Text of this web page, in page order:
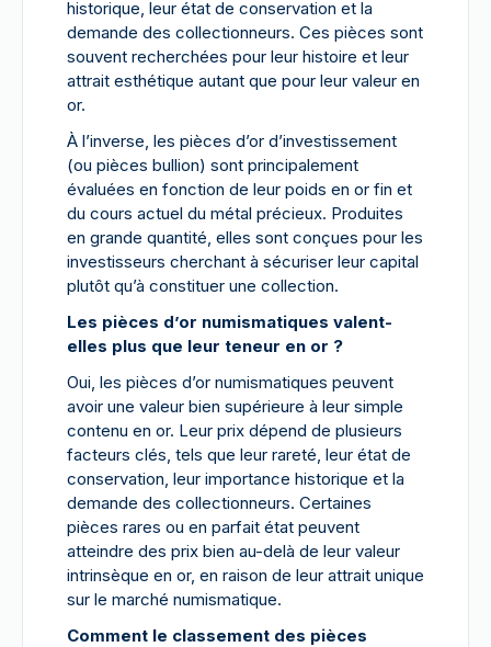
historique, leur état de conservation et la
demande des collectionneurs. Ces pièces sont
souvent recherchées pour leur histoire et leur
attrait esthétique autant que pour leur valeur en
or.
À l’inverse, les pièces d’or d’investissement
(ou pièces bullion) sont principalement
évaluées en fonction de leur poids en or fin et
du cours actuel du métal précieux. Produites
en grande quantité, elles sont conçues pour les
investisseurs cherchant à sécuriser leur capital
plutôt qu’à constituer une collection.
Les pièces d’or numismatiques valent-
elles plus que leur teneur en or ?
Oui, les pièces d’or numismatiques peuvent
avoir une valeur bien supérieure à leur simple
contenu en or. Leur prix dépend de plusieurs
facteurs clés, tels que leur rareté, leur état de
conservation, leur importance historique et la
demande des collectionneurs. Certaines
pièces rares ou en parfait état peuvent
atteindre des prix bien au-delà de leur valeur
intrinsèque en or, en raison de leur attrait unique
sur le marché numismatique.
Comment le classement des pièces